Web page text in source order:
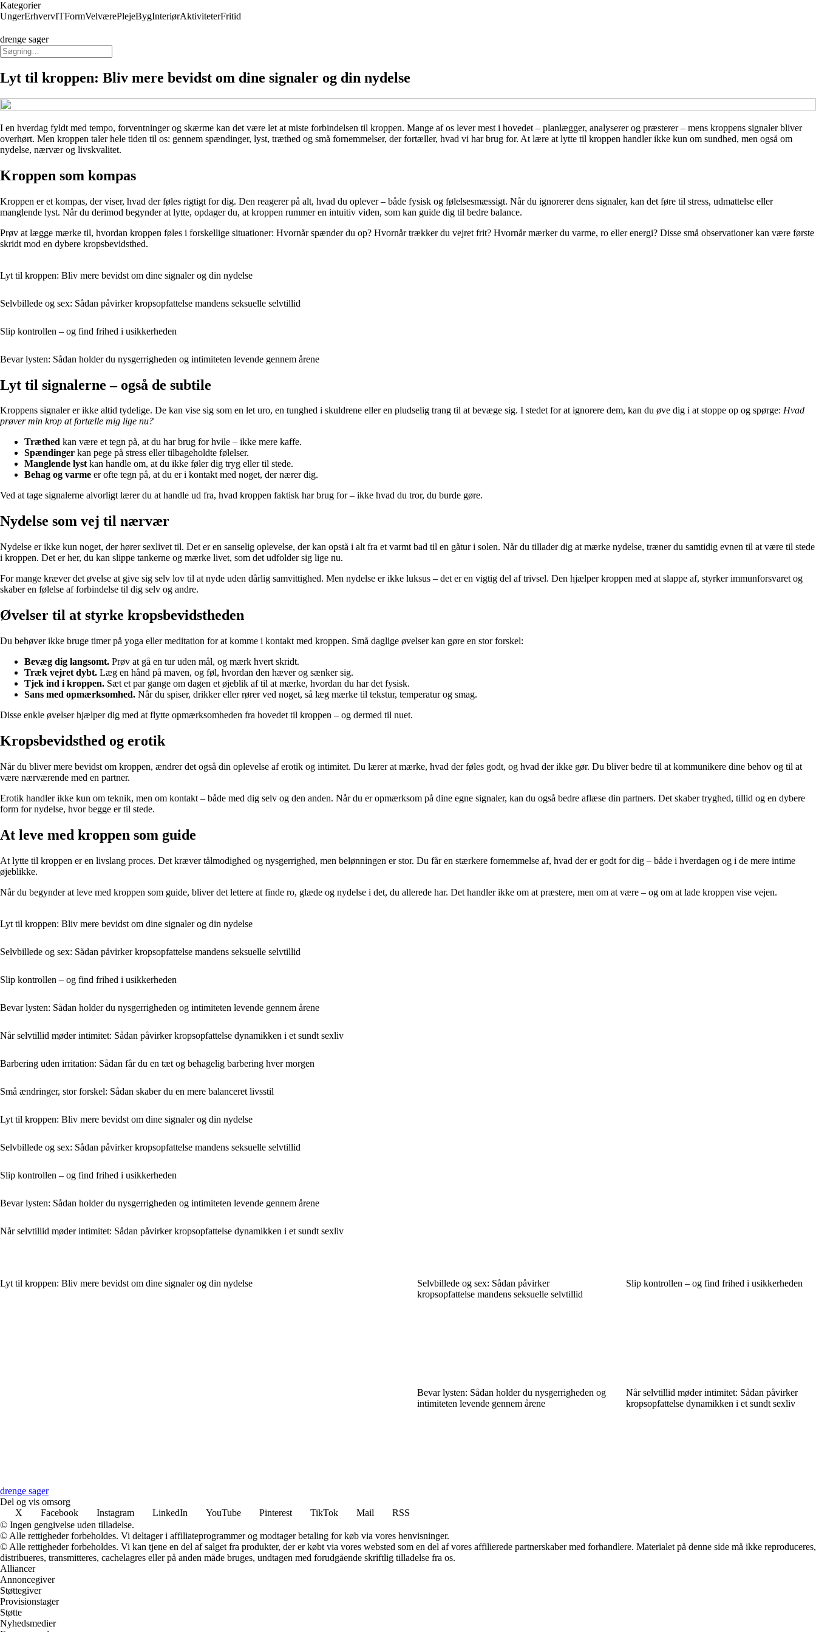
Kategorier
UngerErhvervITFormVelværePlejeBygInteriørAktiviteterFritid
drenge sager
Lyt til kroppen: Bliv mere bevidst om dine signaler og din nydelse
I en hverdag fyldt med tempo, forventninger og skærme kan det være let at miste forbindelsen til kroppen. Mange af os lever mest i hovedet – planlægger, analyserer og præsterer – mens kroppens signaler bliver
overhørt. Men kroppen taler hele tiden til os: gennem spændinger, lyst, træthed og små fornemmelser, der fortæller, hvad vi har brug for. At lære at lytte til kroppen handler ikke kun om sundhed, men også om
nydelse, nærvær og livskvalitet.
Kroppen som kompas
Kroppen er et kompas, der viser, hvad der føles rigtigt for dig. Den reagerer på alt, hvad du oplever – både fysisk og følelsesmæssigt. Når du ignorerer dens signaler, kan det føre til stress, udmattelse eller
manglende lyst. Når du derimod begynder at lytte, opdager du, at kroppen rummer en intuitiv viden, som kan guide dig til bedre balance.
Prøv at lægge mærke til, hvordan kroppen føles i forskellige situationer: Hvornår spænder du op? Hvornår trækker du vejret frit? Hvornår mærker du varme, ro eller energi? Disse små observationer kan være første
skridt mod en dybere kropsbevidsthed.
Lyt til kroppen: Bliv mere bevidst om dine signaler og din nydelse
Selvbillede og sex: Sådan påvirker kropsopfattelse mandens seksuelle selvtillid
Slip kontrollen – og find frihed i usikkerheden
Bevar lysten: Sådan holder du nysgerrigheden og intimiteten levende gennem årene
Lyt til signalerne – også de subtile
Kroppens signaler er ikke altid tydelige. De kan vise sig som en let uro, en tunghed i skuldrene eller en pludselig trang til at bevæge sig. I stedet for at ignorere dem, kan du øve dig i at stoppe op og spørge: Hvad
prøver min krop at fortælle mig lige nu?
Træthed kan være et tegn på, at du har brug for hvile – ikke mere kaffe.
Spændinger kan pege på stress eller tilbageholdte følelser.
Manglende lystkan handle om, at du ikke føler dig tryg eller til stede.
Behag og varme er ofte tegn på, at du er i kontakt med noget, der nærer dig.
Ved at tage signalerne alvorligt lærer du at handle ud fra, hvad kroppen faktisk har brug for – ikke hvad du tror, du burde gøre.
Nydelse som vej til nærvær
Nydelse er ikke kun noget, der hører sexlivet til. Det er en sanselig oplevelse, der kan opstå i alt fra et varmt bad til en gåtur i solen. Når du tillader dig at mærke nydelse, træner du samtidig evnen til at være til stede
i kroppen. Det er her, du kan slippe tankerne og mærke livet, som det udfolder sig lige nu.
For mange kræver det øvelse at give sig selv lov til at nyde uden dårlig samvittighed. Men nydelse er ikke luksus – det er en vigtig del af trivsel. Den hjælper kroppen med at slappe af, styrker immunforsvaret og
skaber en følelse af forbindelse til dig selv og andre.
Øvelser til at styrke kropsbevidstheden
Du behøver ikke bruge timer på yoga eller meditation for at komme i kontakt med kroppen. Små daglige øvelser kan gøre en stor forskel:
Bevæg dig langsomt. Prøv at gå en tur uden mål, og mærk hvert skridt.
Træk vejret dybt. Læg en hånd på maven, og føl, hvordan den hæver og sænker sig.
Tjek ind i kroppen. Sæt et par gange om dagen et øjeblik af til at mærke, hvordan du har det fysisk.
Sans med opmærksomhed. Når du spiser, drikker eller rører ved noget, så læg mærke til tekstur, temperatur og smag.
Disse enkle øvelser hjælper dig med at flytte opmærksomheden fra hovedet til kroppen – og dermed til nuet.
Kropsbevidsthed og erotik
Når du bliver mere bevidst om kroppen, ændrer det også din oplevelse af erotik og intimitet. Du lærer at mærke, hvad der føles godt, og hvad der ikke gør. Du bliver bedre til at kommunikere dine behov og til at
være nærværende med en partner.
Erotik handler ikke kun om teknik, men om kontakt – både med dig selv og den anden. Når du er opmærksom på dine egne signaler, kan du også bedre aflæse din partners. Det skaber tryghed, tillid og en dybere
form for nydelse, hvor begge er til stede.
At leve med kroppen som guide
At lytte til kroppen er en livslang proces. Det kræver tålmodighed og nysgerrighed, men belønningen er stor. Du får en stærkere fornemmelse af, hvad der er godt for dig – både i hverdagen og i de mere intime
øjeblikke.
Når du begynder at leve med kroppen som guide, bliver det lettere at finde ro, glæde og nydelse i det, du allerede har. Det handler ikke om at præstere, men om at være – og om at lade kroppen vise vejen.
Lyt til kroppen: Bliv mere bevidst om dine signaler og din nydelse
Selvbillede og sex: Sådan påvirker kropsopfattelse mandens seksuelle selvtillid
Slip kontrollen – og find frihed i usikkerheden
Bevar lysten: Sådan holder du nysgerrigheden og intimiteten levende gennem årene
Når selvtillid møder intimitet: Sådan påvirker kropsopfattelse dynamikken i et sundt sexliv
Barbering uden irritation: Sådan får du en tæt og behagelig barbering hver morgen
Små ændringer, stor forskel: Sådan skaber du en mere balanceret livsstil
Lyt til kroppen: Bliv mere bevidst om dine signaler og din nydelse
Selvbillede og sex: Sådan påvirker kropsopfattelse mandens seksuelle selvtillid
Slip kontrollen – og find frihed i usikkerheden
Bevar lysten: Sådan holder du nysgerrigheden og intimiteten levende gennem årene
Når selvtillid møder intimitet: Sådan påvirker kropsopfattelse dynamikken i et sundt sexliv
Lyt til kroppen: Bliv mere bevidst om dine signaler og din nydelse
Selvbillede og sex: Sådan påvirker
kropsopfattelse mandens seksuelle selvtillid
Slip kontrollen – og find frihed i usikkerheden
Bevar lysten: Sådan holder du nysgerrigheden og
intimiteten levende gennem årene
Når selvtillid møder intimitet: Sådan påvirker
kropsopfattelse dynamikken i et sundt sexliv
drenge sager
Del og vis omsorg
X
Facebook Instagram LinkedIn YouTube Pinterest TikTok Mail
RSS
© Ingen gengivelse uden tilladelse.
© Alle rettigheder forbeholdes. Vi deltager i affiliateprogrammer og modtager betaling for køb via vores henvisninger.
© Alle rettigheder forbeholdes. Vi kan tjene en del af salget fra produkter, der er købt via vores websted som en del af vores affilierede partnerskaber med forhandlere. Materialet på denne side må ikke reproduceres,
distribueres, transmitteres, cachelagres eller på anden måde bruges, undtagen med forudgående skriftlig tilladelse fra os.
Alliancer
Annoncegiver
Støttegiver
Provisionstager
Støtte
Nyhedsmedier